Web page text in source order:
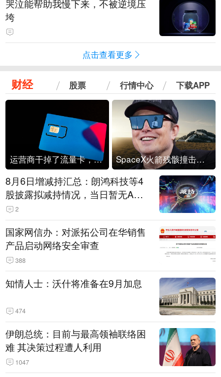
哭泣能帮助我慢下来，不被逆境压
垮
点击查看更多
财经 股票 行情中心 下载APP
运营商干掉了流量卡，他们真的玩不起了 SpaceX火箭残骸撞击月球
8月6日增减持汇总：朗鸿科技等4
股披露拟减持情况，当日暂无A股
公司披露拟增持情况（表）
2
国家网信办：对派拓公司在华销售
产品启动网络安全审查
388
知情人士：沃什将准备在9月加息
474
伊朗总统：目前与最高领袖联络困
难 其决策过程遭人利用
1047